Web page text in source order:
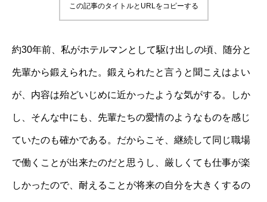
この記事のタイトルとURLをコピーする
約30年前、私がホテルマンとして駆け出しの頃、随分と
先輩から鍛えられた。鍛えられたと言うと聞こえはよい
が、内容は殆どいじめに近かったような気がする。しか
し、そんな中にも、先輩たちの愛情のようなものを感じ
ていたのも確かである。だからこそ、継続して同じ職場
で働くことが出来たのだと思うし、厳しくても仕事が楽
しかったので、耐えることが将来の自分を大きくするの